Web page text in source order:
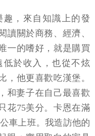
，來自知識上的發
讀關於商務、經濟、
一的嗜好，就是購買
於收入，也從不炫
，他更喜歡吃漢堡。
和妻子在自己最喜歡
花75美分。卡恩在滿
車上班。我造訪他的